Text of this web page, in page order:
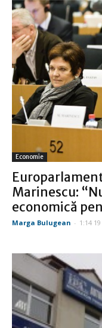
Economie
Marinescu:
economică
Marga Bulugean - 1:14